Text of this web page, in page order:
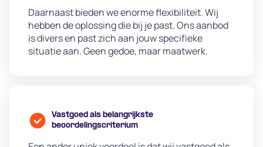
Daarnaast bieden we enorme flexibiliteit. Wij
hebben de oplossing die bij je past. Ons aanbod
is divers en past zich aan jouw specifieke
situatie aan. Geen gedoe, maar maatwerk.
Vastgoed als belangrijkste
beoordelingscriterium